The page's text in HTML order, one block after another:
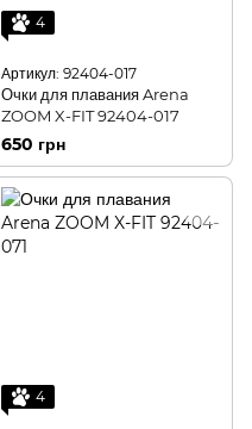
4
Артикул: 92404-017
Очки для плавания Arena
ZOOM X-FIT 92404-017
650 грн
4